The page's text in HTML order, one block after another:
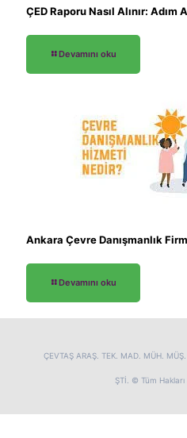
ÇED Raporu Nasıl Alınır: Adım
Devamını oku
Ankara Çevre Danışmanlık
Devamını oku
ÇEVTAŞ ARAŞ. TEK. MAD. MÜH.
ŞTİ. © Tüm Hakları